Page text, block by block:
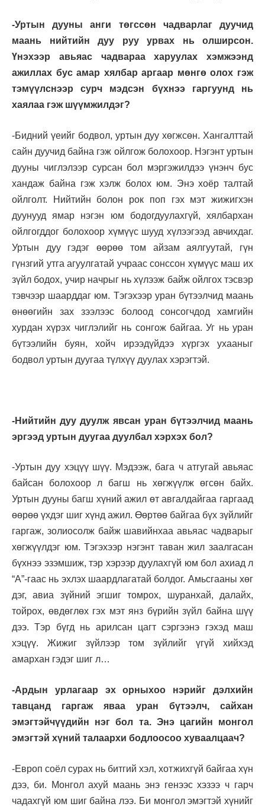
-Уртын дууны анги төгссөн чадварлаг дуучид
маань нийтийн дуу руу урвах нь олширсон.
Үнэхээр авьяас чадвараа харуулах хэмжээнд
ажиллах бус амар хялбар аргаар мөнгө олох гэж
тэмүүлснээр сурч мэдсэн бүхнээ гаргуунд нь
хаялаа гэж шүүмжилдэг?
-Бидний үеийг бодвол, уртын дуу хөгжсөн. Хангалттай
сайн дуучид байна гэж ойлгож болохоор. Нэгэнт уртын
дууны чиглэлээр сурсан бол мэргэжилдээ үнэнч бус
хандаж байна гэж хэлж болох юм. Энэ хоёр талтай
ойлголт. Нийтийн болон рок поп гэх мэт жижигхэн
дуунууд ямар нэгэн юм бодогдуулахгүй, хялбархан
ойлгогддог болохоор хүмүүс шууд хүлээгээд авчихдаг.
Уртын дуу гэдэг өөрөө том айзам аялгуутай, гүн
гүнзгий утга агуулгатай учраас сонссон хүмүүс маш их
зүйл бодох, учир начрыг нь хүлээж байж ойлгох тэсвэр
тэвчээр шаарддаг юм. Тэгэхээр уран бүтээлчид маань
өнөөгийн зах зээлээс болоод сонсогчдод хамгийн
хурдан хүрэх чиглэлийг нь сонгож байгаа. Уг нь уран
бүтээлийн буян, хойч ирээдүйдээ хүргэх ухааныг
бодвол уртын дуугаа түлхүү дуулах хэрэгтэй.
-Нийтийн дуу дуулж явсан уран бүтээлчид маань
эргээд уртын дуугаа дуулбал хэрхэх бол?
-Уртын дуу хэцүү шүү. Мэдээж, бага ч атгугай авьяас
байсан болохоор л багш нь хөгжүүлж өгсөн байх.
Уртын дууны багш хүний ажил өт авгалдайгаа гаргаад
өөрөө үхдэг шиг хүнд ажил. Өөртөө байгаа бүх зүйлийг
гаргаж, золиосолж байж шавийнхаа авьяас чадварыг
хөгжүүлдэг юм. Тэгэхээр нэгэнт таван жил заалгасан
бүхнээ эзэмшиж, тэр хэрээр дуулахгүй юм бол ахиад л
“А”-гаас нь эхлэх шаардлагатай болдог. Амьсгааны хөг
дэг, авиа зүйний эгшиг томрох, шуранхай, далайх,
тойрох, өвдөглөх гэх мэт янз бүрийн зүйл байна шүү
дээ. Тэр бүгд нь арилсан цагт сэргээнэ гэхэд маш
хэцүү. Жижиг зүйлээр том зүйлийг үгүй хийхэд
амархан гэдэг шиг л…
-Ардын урлагаар эх орныхоо нэрийг дэлхийн
тавцанд гаргаж яваа уран бүтээлч, сайхан
эмэгтэйчүүдийн нэг бол та. Энэ цагийн монгол
эмэгтэй хүний талаархи бодлоосоо хуваалцаач?
-Европ соёл сурах нь битгий хэл, хотжихгүй байгаа хүн
дээ, би. Монгол ахуй маань энэ генээс хэзээ ч гарч
чадахгүй юм шиг байна лээ. Би монгол эмэгтэй хүнийг